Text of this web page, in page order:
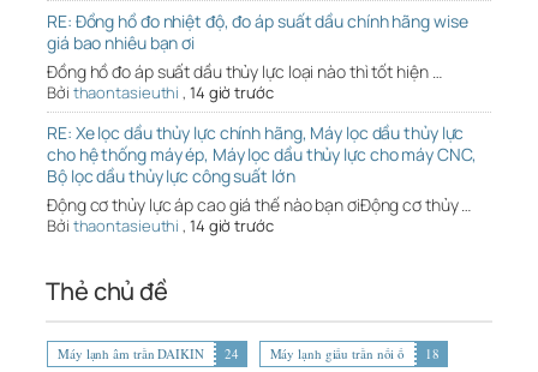
RE: Đồng hồ đo nhiệt độ, đo áp suất dầu chính hãng wise
giá bao nhiêu bạn ơi
Đồng hồ đo áp suất dầu thủy lực loại nào thì tốt hiện …
Bởi thaontasieuthi , 14 giờ trước
RE: Xe lọc dầu thủy lực chính hãng, Máy lọc dầu thủy lực
cho hệ thống máy ép, Máy lọc dầu thủy lực cho máy CNC,
Bộ lọc dầu thủy lực công suất lớn
Động cơ thủy lực áp cao giá thế nào bạn ơiĐộng cơ thủy …
Bởi thaontasieuthi , 14 giờ trước
Thẻ chủ đề
Máy lạnh âm trần DAIKIN 24 Máy lạnh giấu trần nối ố
18